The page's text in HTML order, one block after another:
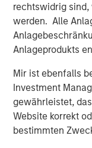
rechtswidrig
werden. Alle
Anlageprodukts
Mir ist ebenfalls
Investment
gewährleistet,
Website korrekt
bestimmten
The Wisdom
Behavior in
Markets
Opportunities
Value of
CONSILIENT